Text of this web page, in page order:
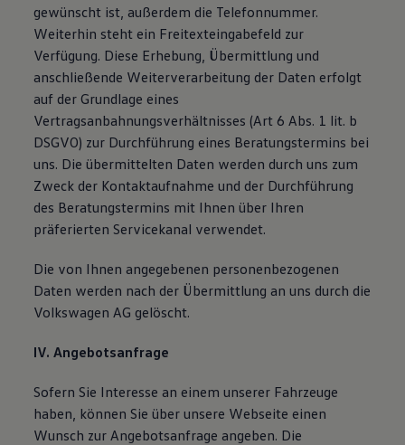
gewünscht ist, außerdem die Telefonnummer.
Weiterhin steht ein Freitexteingabefeld zur
Verfügung. Diese Erhebung, Übermittlung und
anschließende Weiterverarbeitung der Daten erfolgt
auf der Grundlage eines
Vertragsanbahnungsverhältnisses (Art 6 Abs. 1 lit. b
DSGVO) zur Durchführung eines Beratungstermins bei
uns. Die übermittelten Daten werden durch uns zum
Zweck der Kontaktaufnahme und der Durchführung
des Beratungstermins mit Ihnen über Ihren
präferierten Servicekanal verwendet.
Die von Ihnen angegebenen personenbezogenen
Daten werden nach der Übermittlung an uns durch die
Volkswagen AG gelöscht.
IV. Angebotsanfrage
Sofern Sie Interesse an einem unserer Fahrzeuge
haben, können Sie über unsere Webseite einen
Wunsch zur Angebotsanfrage angeben. Die